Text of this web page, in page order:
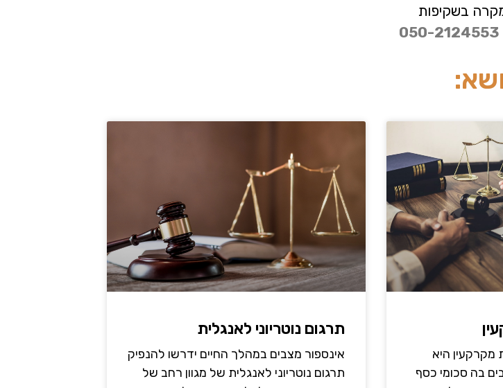
בשקיפות
050-2124553
מקרקעין היא
בה סכומי כסף
תרגום נוטריוני לאנגלית
אינספור מצבים במהלך החיים ידרשו להנפיק
תרגום נוטריוני לאנגלית של מגוון רחב של